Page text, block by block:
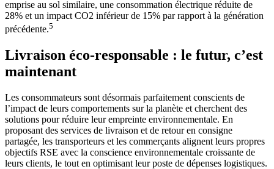
emprise au sol similaire, une consommation électrique réduite de
28% et un impact CO2 inférieur de 15% par rapport à la génération
précédente.5
Livraison éco-responsable : le futur, c’est
maintenant
Les consommateurs sont désormais parfaitement conscients de
l’impact de leurs comportements sur la planète et cherchent des
solutions pour réduire leur empreinte environnementale. En
proposant des services de livraison et de retour en consigne
partagée, les transporteurs et les commerçants alignent leurs propres
objectifs RSE avec la conscience environnementale croissante de
leurs clients, le tout en optimisant leur poste de dépenses logistiques.